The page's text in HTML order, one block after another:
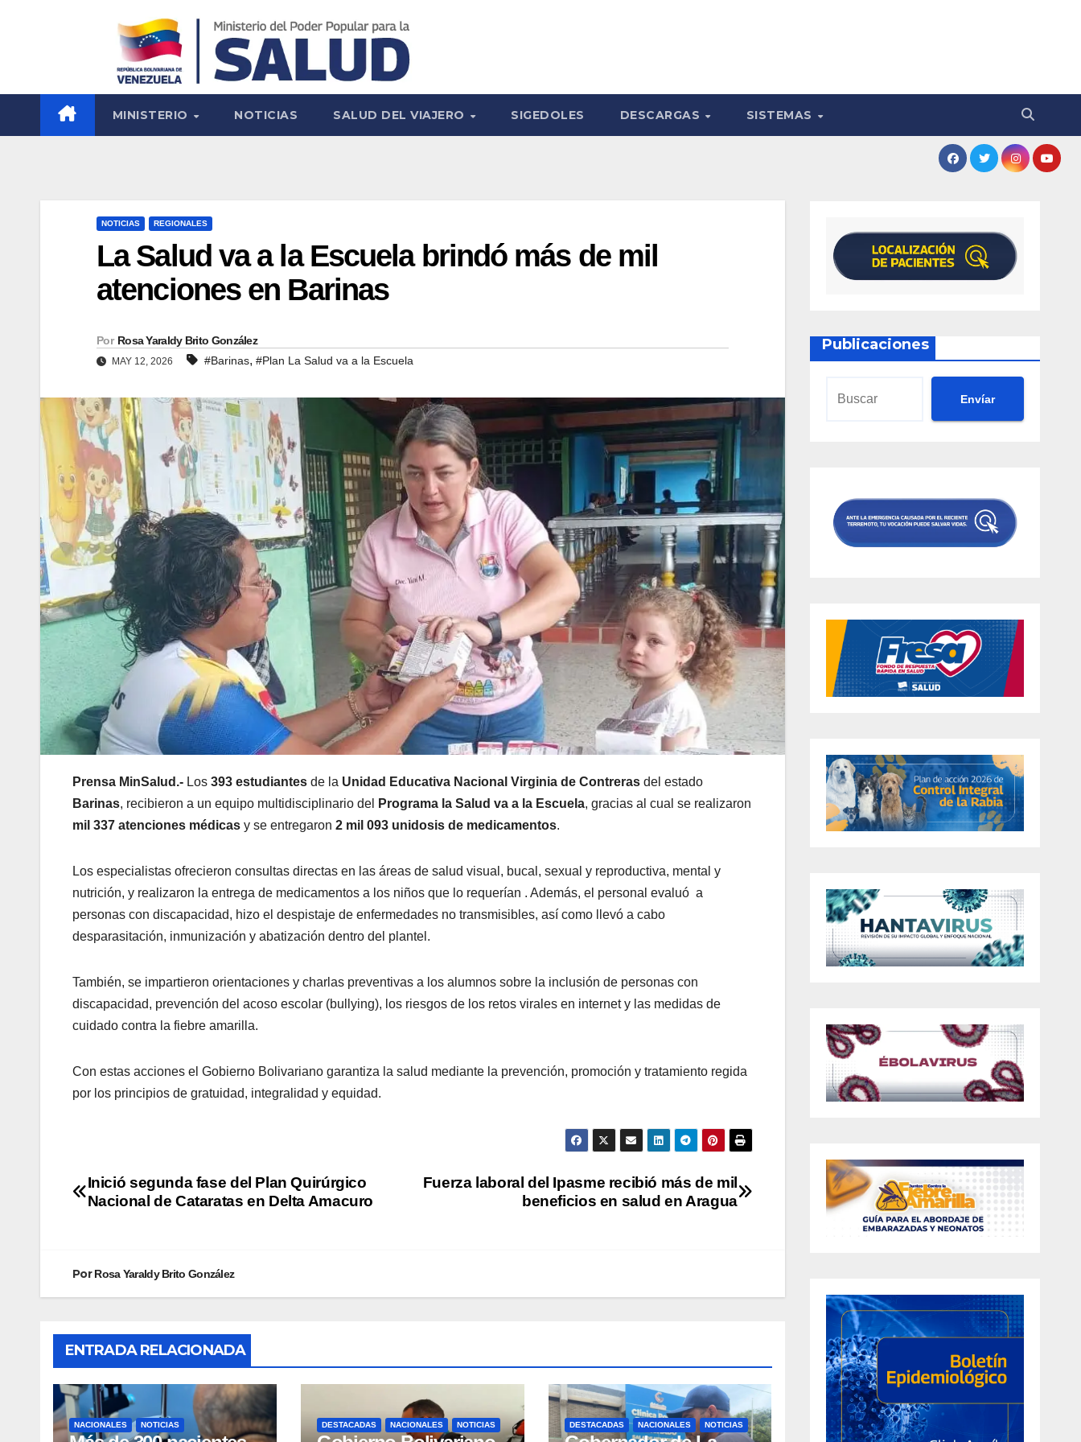
MINISTERIO NOTICIAS SALUD DEL VIAJERO SIGEDOLES DESCARGAS SISTEMAS
NOTICIAS REGIONALES
La Salud va a la Escuela brindó más de mil
atenciones en Barinas
Por Rosa Yaraldy Brito González
MAY 12, 2026 #Barinas, #Plan La Salud va a la Escuela
Prensa MinSalud.- Los 393 estudiantes de la Unidad Educativa Nacional Virginia de Contreras del estado
Barinas, recibieron a un equipo multidisciplinario del Programa la Salud va a la Escuela, gracias al cual se realizaron
mil 337 atenciones médicas y se entregaron 2 mil 093 unidosis de medicamentos.
Los especialistas ofrecieron consultas directas en las áreas de salud visual, bucal, sexual y reproductiva, mental y
nutrición, y realizaron la entrega de medicamentos a los niños que lo requerían . Además, el personal evaluó a
personas con discapacidad, hizo el despistaje de enfermedades no transmisibles, así como llevó a cabo
desparasitación, inmunización y abatización dentro del plantel.
También, se impartieron orientaciones y charlas preventivas a los alumnos sobre la inclusión de personas con
discapacidad, prevención del acoso escolar (bullying), los riesgos de los retos virales en internet y las medidas de
cuidado contra la fiebre amarilla.
Con estas acciones el Gobierno Bolivariano garantiza la salud mediante la prevención, promoción y tratamiento regida
por los principios de gratuidad, integralidad y equidad.
​Fuerza laboral del Ipasme recibió más de mil
beneficios en salud en Aragua
Inició segunda fase del Plan Quirúrgico
Nacional de Cataratas en Delta Amacuro
PorRosa Yaraldy Brito González
ENTRADA RELACIONADA
NACIONALES NOTICIAS DESTACADAS NACIONALES NOTICIAS DESTACADAS NACIONALES NOTICIAS
Publicaciones
Envíar